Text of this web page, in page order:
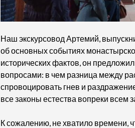
Наш экскурсовод Артемий,
об основных событиях
исторических фактов, он
вопросами: в чем разница между
спровоцировать гнев и
все законы естества вопреки всем
К сожалению, не хватило времени,